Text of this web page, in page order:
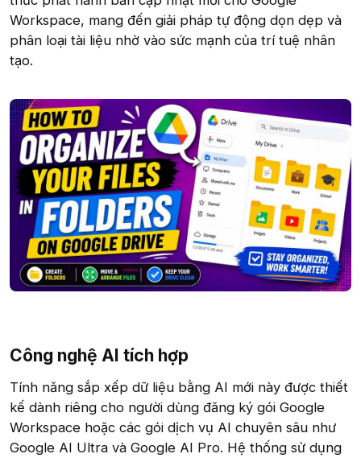
Workspace, mang đến giải pháp tự động dọn dẹp và
phân loại tài liệu nhờ vào sức mạnh của trí tuệ nhân
tạo.
Công nghệ AI tích hợp​
Tính năng sắp xếp dữ liệu bằng AI mới này được thiết
kế dành riêng cho người dùng đăng ký gói Google
Workspace hoặc các gói dịch vụ AI chuyên sâu như
Google AI Ultra và Google AI Pro. Hệ thống sử dụng